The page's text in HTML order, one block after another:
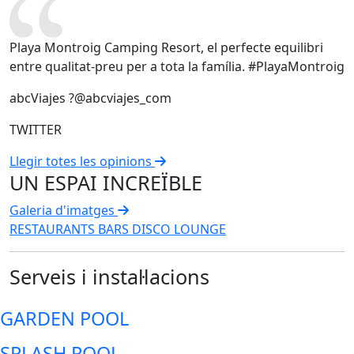
Playa Montroig Camping Resort, el perfecte equilibri
entre qualitat-preu per a tota la família. #PlayaMontroig
abcViajes ?@abcviajes_com
TWITTER
Llegir totes les opinions
UN ESPAI INCREÏBLE
Galeria d'imatges
RESTAURANTS BARS DISCO LOUNGE
Serveis i instal·lacions
GARDEN POOL